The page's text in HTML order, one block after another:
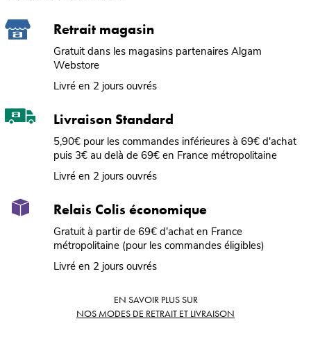
Retrait magasin
Gratuit dans les magasins partenaires Algam
Webstore
Livré en 2 jours ouvrés
Livraison Standard
5,90€ pour les commandes inférieures à 69€ d'achat
puis 3€ au delà de 69€ en France métropolitaine
Livré en 2 jours ouvrés
Relais Colis économique
Gratuit à partir de 69€ d'achat en France
métropolitaine (pour les commandes éligibles)
Livré en 2 jours ouvrés
EN SAVOIR PLUS SUR
NOS MODES DE RETRAIT ET LIVRAISON